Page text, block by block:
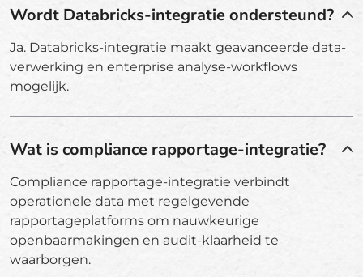
Wordt Databricks-integratie ondersteund?
Ja. Databricks-integratie maakt geavanceerde data-
verwerking en enterprise analyse-workflows
mogelijk.
Wat is compliance rapportage-integratie?
Compliance rapportage-integratie verbindt
operationele data met regelgevende
rapportageplatforms om nauwkeurige
openbaarmakingen en audit-klaarheid te
waarborgen.